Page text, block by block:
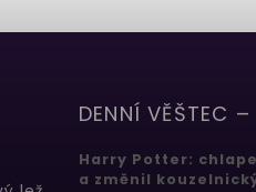
DENNÍ VĚŠTEC –
Harry Potter:
a změnil